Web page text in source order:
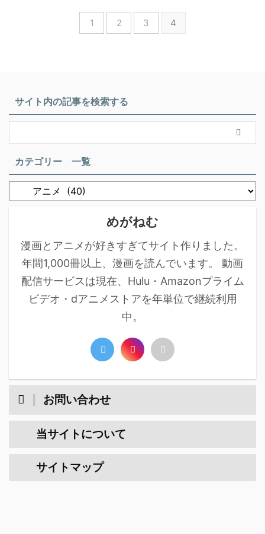
1 2 3 4
サイト内の記事を検索する
カテゴリー 一覧
めがねむ
漫画とアニメが好きすぎてサイト作りました。
年間1,000冊以上、漫画を読んでいます。 動画
配信サービスは現在、Hulu・Amazonプライム
ビデオ・dアニメストアを年単位で継続利用
中。
お問い合わせ
当サイトについて
サイトマップ